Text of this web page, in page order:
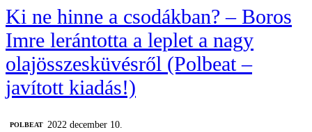
Ki ne hinne a csodákban? – Boros
Imre lerántotta a leplet a nagy
olajösszesküvésről (Polbeat –
javított kiadás!)
‎POLBEAT
2022 december 10.